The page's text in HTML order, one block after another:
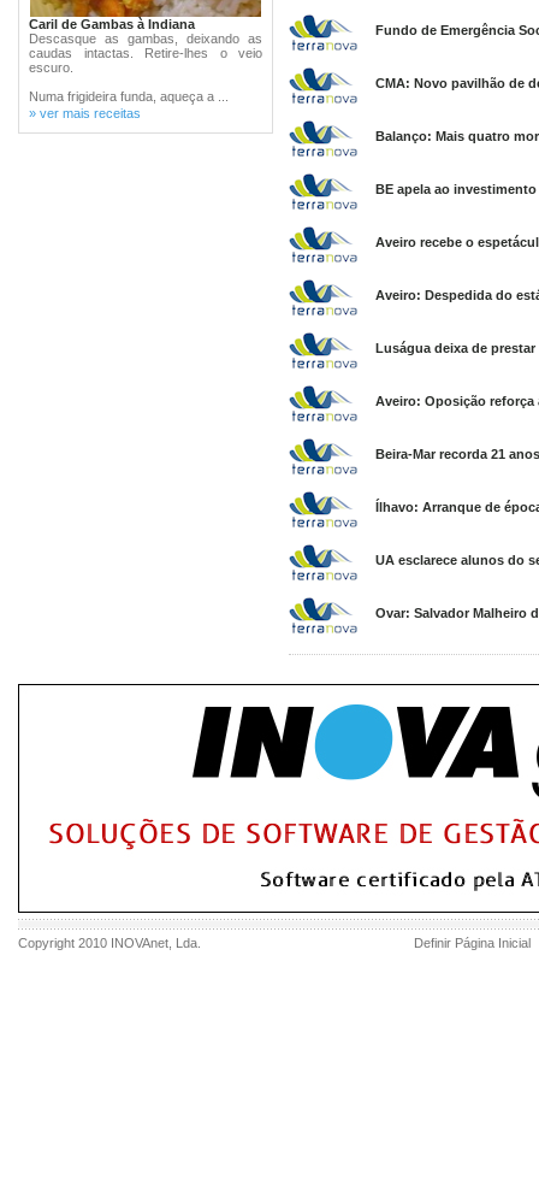
Caril de Gambas à Indiana
Descasque as gambas, deixando as
caudas intactas. Retire-lhes o veio
escuro.
Numa frigideira funda, aqueça a ...
» ver mais receitas
Fundo de Emergência
CMA: Novo pavilhão de
Balanço: Mais quatro
BE apela ao investimento
Aveiro recebe o
Aveiro: Despedida do
Luságua deixa de
Aveiro: Oposição reforça
Beira-Mar recorda 21
Ílhavo: Arranque de
UA esclarece alunos do
Ovar: Salvador Malheiro
Copyright 2010 INOVAnet , Lda. Definir Página Inicial